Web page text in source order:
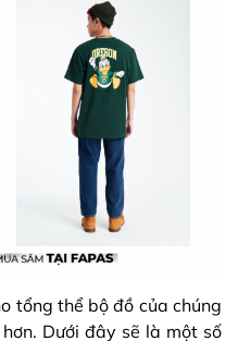
tổng thể bộ đồ của chúng
Dưới đây sẽ là một số